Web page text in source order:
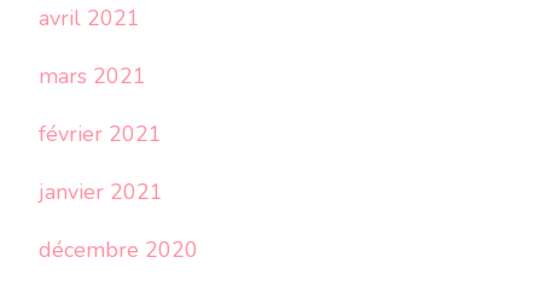
avril 2021
mars 2021
février 2021
janvier 2021
décembre 2020